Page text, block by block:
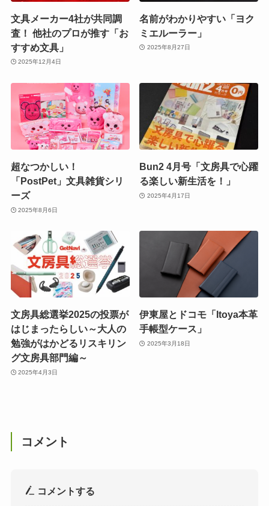
文具メーカー4社が共同調
査！ 他社のプロが推す「お
すすめ文具」
2025年12月4日
名前がわかりやすい「ヨク
ミエルーラー」
2025年8月27日
超なつかしい！
「PostPet」文具雑貨シリ
ーズ
2025年8月6日
Bun2 4月号「文房具で心躍
る楽しい新生活を！」
2025年4月17日
文房具総選挙2025の投票が
はじまったらしい～大人の
勉強がはかどるリスキリン
グ文房具部門編～
2025年4月3日
伊東屋とドコモ「Itoya本革
手帳型ケース」
2025年3月18日
コメント
コメントする